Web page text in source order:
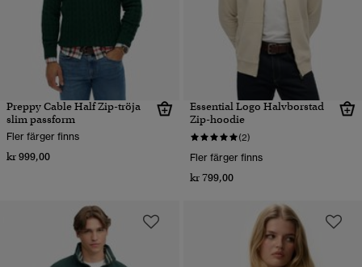
Preppy Cable Half Zip-tröja
slim passform
Fler färger finns
kr 999,00
Essential Logo Halvborstad
Zip-hoodie
(2)
Fler färger finns
kr 799,00